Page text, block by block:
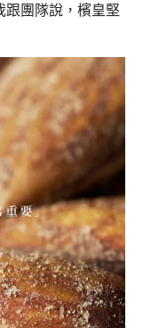
跟團隊說，檳皇堅